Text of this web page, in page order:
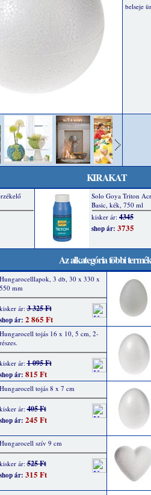
belseje
KIRAKAT
Az alkategória többi
Hungarocelllapok, 3 db, 30 x 330 x
550 mm
kisker ár:3 325 Ft
shop ár: 2 865 Ft
Hungarocell tojás 16 x 10, 5 cm, 2-
részes.
kisker ár:1 095 Ft
shop ár: 815 Ft
Hungarocell tojás 8 x 7 cm
kisker ár:405 Ft
shop ár: 245 Ft
Hungarocell szív 9 cm
kisker ár:525 Ft
shop ár: 315 Ft